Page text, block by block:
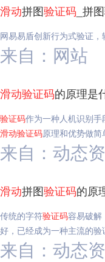
滑动拼图验证码 _拼
网易易盾创新行为式验证
来自：网站
滑动验证码的原理是
验证码作为一种人机识别
滑动验证码原理和优势做简
来自：动态
滑动拼图验证码的原
传统的字符验证码容易破解
好，已经成为一种主流的
来自：动态